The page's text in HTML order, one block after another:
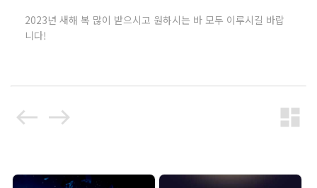
2023년 새해 복 많이 받으시고 원하시는 바 모두 이루시길 바랍
니다!
west east dashboard